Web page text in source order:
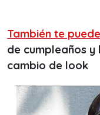
También te
de cumpleaños
cambio de look